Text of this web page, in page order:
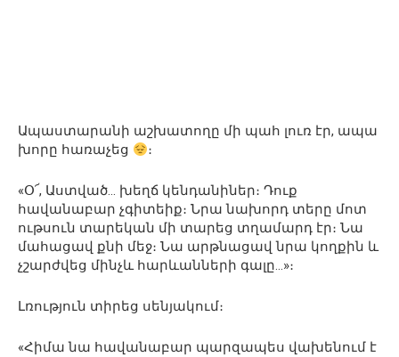
Ապաստարանի աշխատողը մի պահ լուռ էր, ապա
խորը հառաչեց
։
«Օ՜, Աստված… խեղճ կենդանիներ։ Դուք
հավանաբար չգիտեիք։ Նրա նախորդ տերը մոտ
ութսուն տարեկան մի տարեց տղամարդ էր։ Նա
մահացավ քնի մեջ։ Նա արթնացավ նրա կողքին և
չշարժվեց մինչև հարևանների գալը…»։
Լռություն տիրեց սենյակում։
«Հիմա նա հավանաբար պարզապես վախենում է